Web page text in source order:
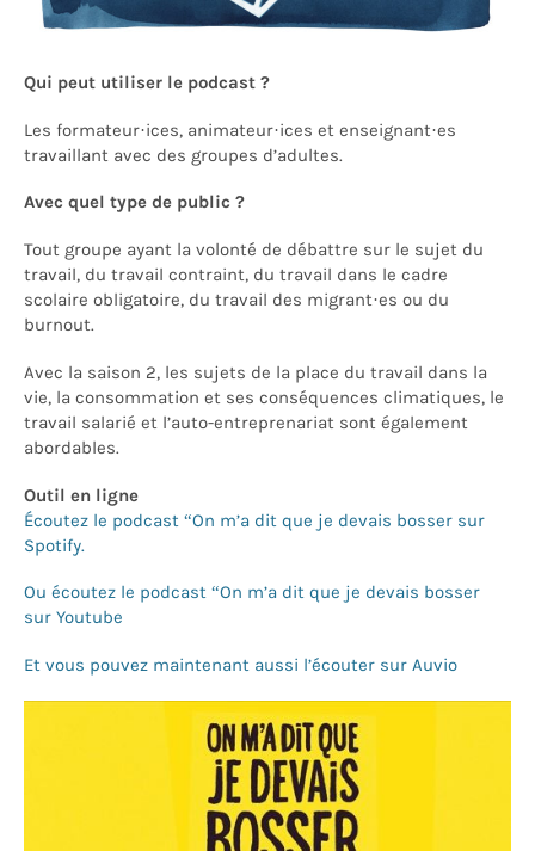
Qui peut utiliser le podcast ?
Les formateur·ices, animateur·ices et enseignant·es
travaillant avec des groupes d’adultes.
Avec quel type de public ?
Tout groupe ayant la volonté de débattre sur le sujet du
travail, du travail contraint, du travail dans le cadre
scolaire obligatoire, du travail des migrant·es ou du
burnout.
Avec la saison 2, les sujets de la place du travail dans la
vie, la consommation et ses conséquences climatiques, le
travail salarié et l’auto-entreprenariat sont également
abordables.
Outil en ligne
Écoutez le podcast “On m’a dit que je devais bosser sur
Spotify.
Ou écoutez le podcast “On m’a dit que je devais bosser
sur Youtube
Et vous pouvez maintenant aussi l’écouter sur Auvio